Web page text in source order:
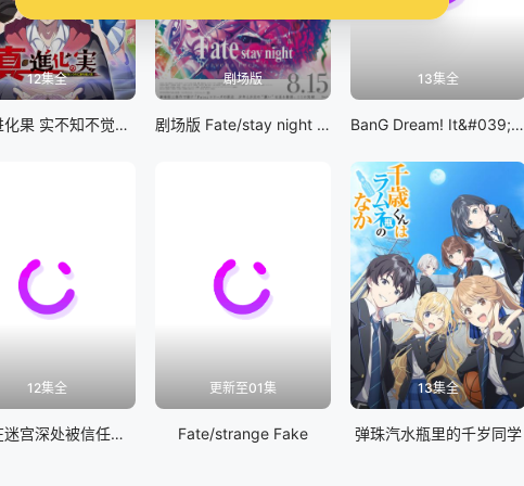
12集全
真・进化果 实不知不觉踏上胜利的人生
剧场版
剧场版 Fate/stay night [Heaven&#039;s Feel] III.spring song
13集全
BanG Dream! It&#039;s MyGO!!!!!
12集全
差点在迷宫深处被信任的伙伴杀掉，但靠着天赐技能「无限扭蛋」获得等级9999的伙伴，我要向前队友和世界展开复仇&amp;「给他们好看！」
更新至01集
Fate/strange Fake
13集全
弹珠汽水瓶里的千岁同学